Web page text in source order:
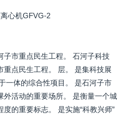
心机GFVG-2
子市重点民生工程。 石河子科技
重点民生工程。 层。 是集科技展
一体的综合性项目。 是石河子市
外活动的重要场所。 是衡量一个城
的重要标志。 是实施“科教兴师”